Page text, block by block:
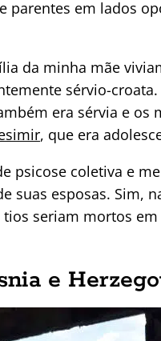
parentes em lados
da minha mãe
sérvio-
era sérvia e os
, que era
psicose coletiva e
suas esposas. Sim,
seriam mortos em
e